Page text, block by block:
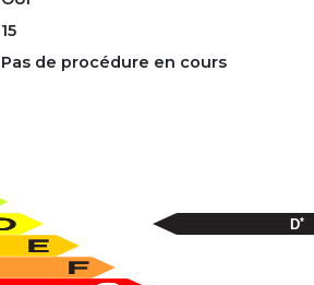
15
Pas de procédure en cours
D*